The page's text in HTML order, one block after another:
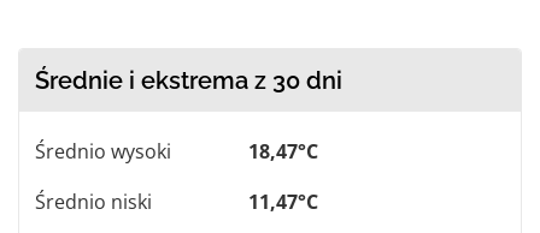
Średnie i ekstrema z 30 dni
Średnio wysoki
18,47°C
Średnio niski
11,47°C